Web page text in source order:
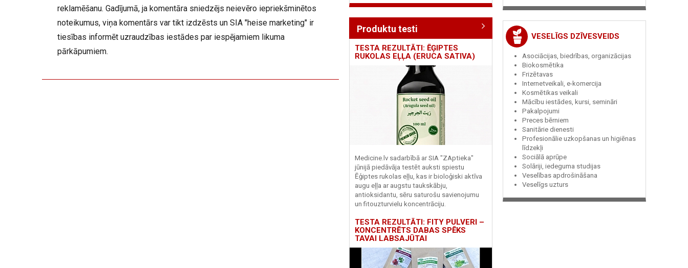
reklamēšanu. Gadījumā, ja komentāra sniedzējs neievēro iepriekšminētos
noteikumus, viņa komentārs var tikt izdzēsts un SIA "heise marketing" ir
tiesības informēt uzraudzības iestādes par iespējamiem likuma
pārkāpumiem.
Produktu testi
TESTA REZULTĀTI: ĒĢIPTES
RUKOLAS EĻĻA (ERUCA SATIVA)
Medicine.lv sadarbībā ar SIA "ZAptieka"
jūnijā piedāvāja testēt auksti spiestu
Ēģiptes rukolas eļļu, kas ir bioloģiski aktīva
augu eļļa ar augstu taukskābju,
antioksidantu, sēru saturošu savienojumu
un fitouzturvielu koncentrāciju.
TESTA REZULTĀTI: FITY PULVERI –
KONCENTRĒTS DABAS SPĒKS
TAVAI LABSAJŪTAI
VESELĪGS DZĪVESVEIDS
Asociācijas, biedrības, organizācijas
Biokosmētika
Frizētavas
Internetveikali, e-komercija
Kosmētikas veikali
Mācību iestādes, kursi, semināri
Pakalpojumi
Preces bērniem
Sanitārie dienesti
Profesionālie uzkopšanas un higiēnas
līdzekļi
Sociālā aprūpe
Solāriji, iedeguma studijas
Veselības apdrošināšana
Veselīgs uzturs